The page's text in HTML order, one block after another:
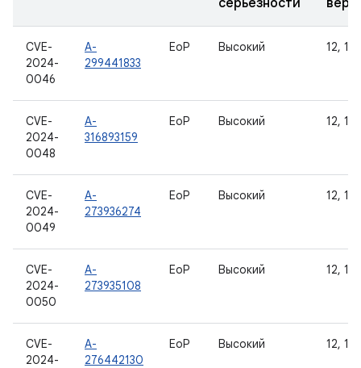
серьезности
CVE-
2024-
0046
A-
299441833
EoP Высокий 12,
CVE-
2024-
0048
A-
316893159
EoP Высокий 12,
CVE-
2024-
0049
A-
273936274
EoP Высокий 12,
CVE-
2024-
0050
A-
273935108
EoP Высокий 12,
CVE-
2024-
A-
276442130
EoP Высокий 12,